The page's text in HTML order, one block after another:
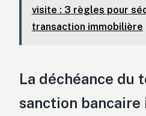
visite : 3 règles pour
transaction immobilière
La déchéance du
sanction bancaire